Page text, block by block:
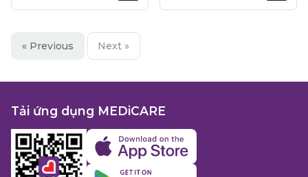
« Previous Next »
Tải ứng dụng MEDiCARE